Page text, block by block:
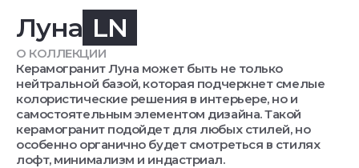
Луна LN
О КОЛЛЕКЦИИ
Керамогранит Луна может быть не только
нейтральной базой, которая подчеркнет смелые
колористические решения в интерьере, но и
самостоятельным элементом дизайна. Такой
керамогранит подойдет для любых стилей, но
особенно органично будет смотреться в стилях
лофт, минимализм и индастриал.